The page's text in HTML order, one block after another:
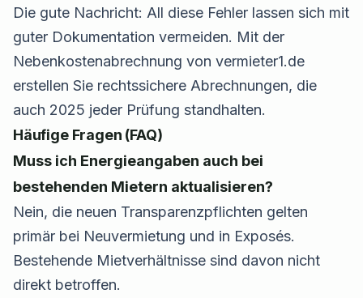
Die gute Nachricht: All diese Fehler lassen sich mit
guter Dokumentation vermeiden. Mit der
Nebenkostenabrechnung von vermieter1.de
erstellen Sie rechtssichere Abrechnungen, die
auch 2025 jeder Prüfung standhalten.
Häufige Fragen (FAQ)
Muss ich Energieangaben auch bei
bestehenden Mietern aktualisieren?
Nein, die neuen Transparenzpflichten gelten
primär bei Neuvermietung und in Exposés.
Bestehende Mietverhältnisse sind davon nicht
direkt betroffen.